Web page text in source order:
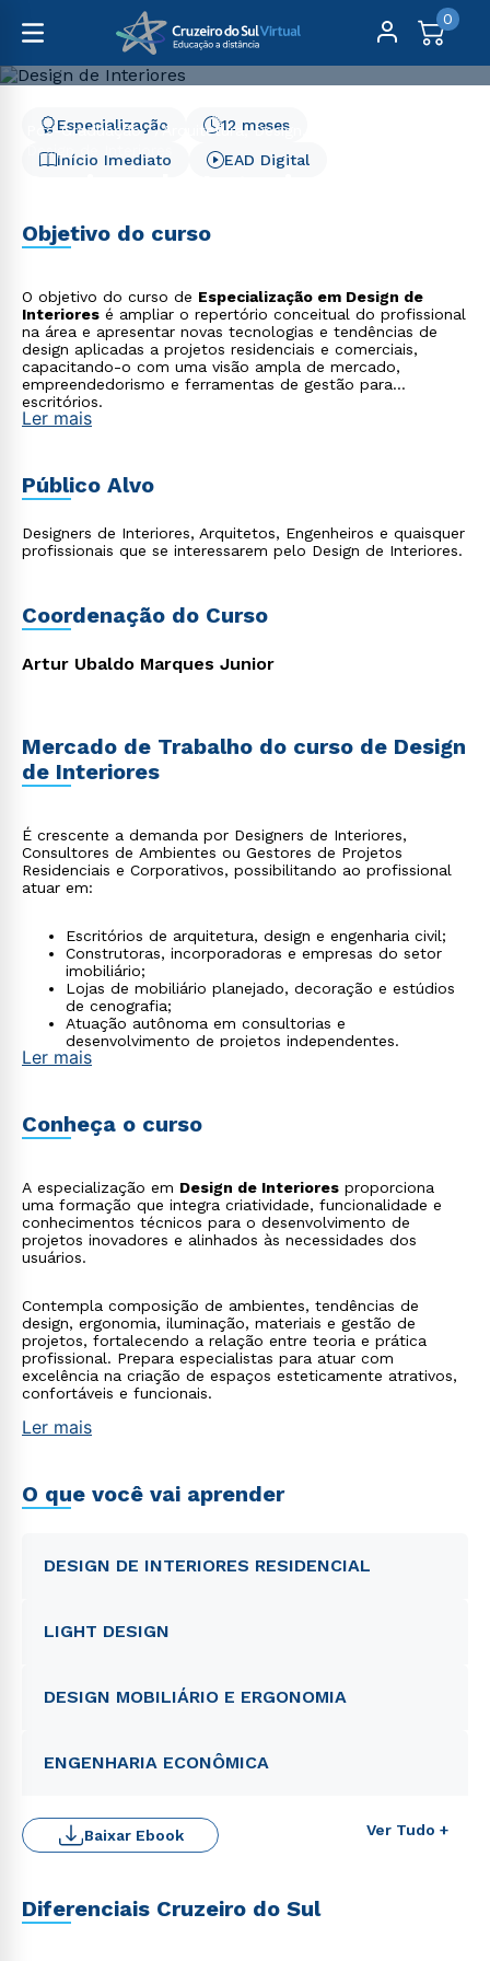
0
Pós-Graduação
Arquitetura, Design, Artes e Moda
Design de Interiores
Início Imediato
12 meses
Especialização
EAD Digital
Objetivo do curso
O objetivo do curso de Especialização em Design de
Interiores é ampliar o repertório conceitual do profissional
na área e apresentar novas tecnologias e tendências de
design aplicadas a projetos residenciais e comerciais,
capacitando-o com uma visão ampla de mercado,
empreendedorismo e ferramentas de gestão para
escritórios.
Ler mais
Público Alvo
Designers de Interiores, Arquitetos, Engenheiros e quaisquer
profissionais que se interessarem pelo Design de Interiores.
Coordenação do Curso
Artur Ubaldo Marques Junior
Mercado de Trabalho do curso de Design
de Interiores
É crescente a demanda por Designers de Interiores,
Consultores de Ambientes ou Gestores de Projetos
Residenciais e Corporativos, possibilitando ao profissional
atuar em:
Escritórios de arquitetura, design e engenharia civil;
Construtoras, incorporadoras e empresas do setor
imobiliário;
Lojas de mobiliário planejado, decoração e estúdios
de cenografia;
Atuação autônoma em consultorias e
desenvolvimento de projetos independentes.
Ler mais
Conheça o curso
A especialização em Design de Interiores proporciona
uma formação que integra criatividade, funcionalidade e
conhecimentos técnicos para o desenvolvimento de
projetos inovadores e alinhados às necessidades dos
usuários.
Contempla composição de ambientes, tendências de
design, ergonomia, iluminação, materiais e gestão de
projetos, fortalecendo a relação entre teoria e prática
profissional. Prepara especialistas para atuar com
excelência na criação de espaços esteticamente atrativos,
confortáveis e funcionais.
Ler mais
O que você vai aprender
DESIGN DE INTERIORES RESIDENCIAL
LIGHT DESIGN
DESIGN MOBILIÁRIO E ERGONOMIA
ENGENHARIA ECONÔMICA
Ver Tudo +
Baixar Ebook
Diferenciais Cruzeiro do Sul